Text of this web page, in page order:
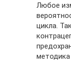
Любое
цикла.
методика